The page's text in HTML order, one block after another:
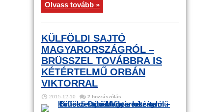
Olvass tovább »
KÜLFÖLDI SAJTÓ
MAGYARORSZÁGRÓL –
BRÜSSZEL TOVÁBBRA IS
KÉTÉRTELMŰ ORBÁN
VIKTORRAL
2015-12-10 2 hozzászólás